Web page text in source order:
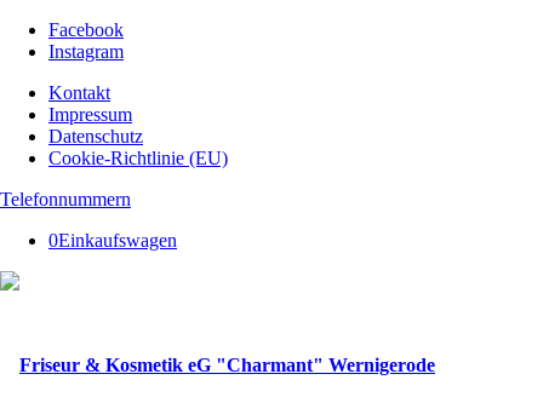
Facebook
Instagram
Kontakt
Impressum
Datenschutz
Cookie-Richtlinie (EU)
Telefonnummern
0Einkaufswagen